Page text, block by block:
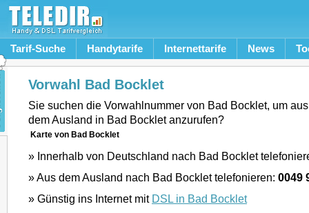
Tarif-Suche Handytarife Internettarife News
Vorwahl Bad Bocklet
Sie suchen die Vorwahlnummer von Bad Bocklet, um
dem Ausland in Bad Bocklet anzurufen?
Karte von Bad Bocklet
» Innerhalb von Deutschland nach Bad Bocklet
» Aus dem Ausland nach Bad Bocklet telefonieren: 0049
» Günstig ins Internet mit DSL in Bad Bocklet